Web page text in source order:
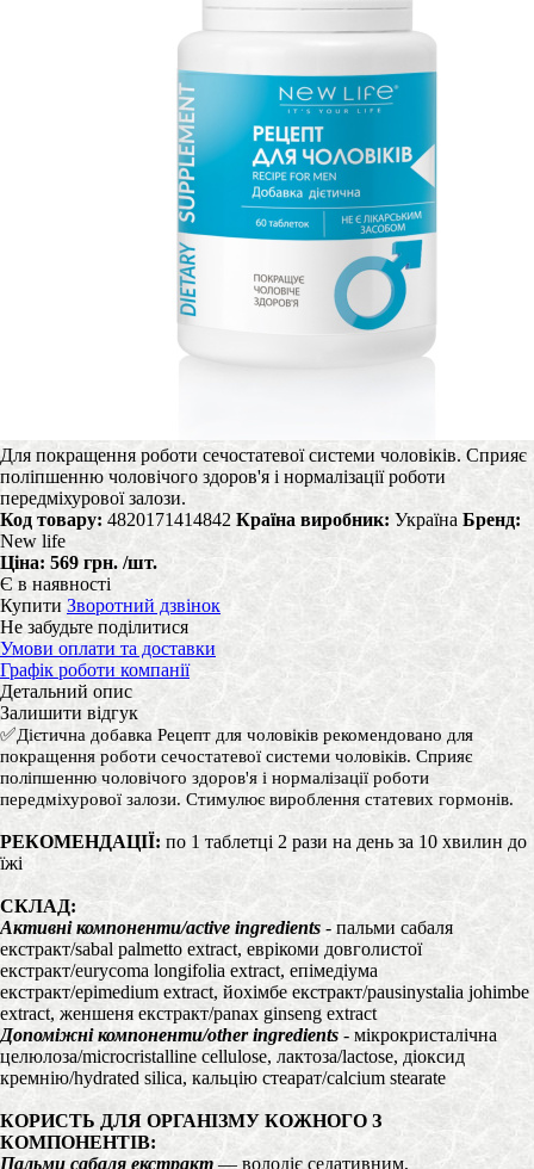
Для покращення роботи сечостатевої системи чоловіків. Сприяє
поліпшенню чоловічого здоров'я і нормалізації роботи
передміхурової залози.
Код товару: 4820171414842 Країна виробник: Україна Бренд:
New life
Ціна: 569 грн. /шт.
Є в наявності
Купити Зворотний дзвінок
Не забудьте поділитися
Умови оплати та доставки
Графік роботи компанії
Детальний опис
Залишити відгук
✅Дієтична добавка Рецепт для чоловіків рекомендовано для
покращення роботи сечостатевої системи чоловіків. Сприяє
поліпшенню чоловічого здоров'я і нормалізації роботи
передміхурової залози. Стимулює вироблення статевих гормонів.
РЕКОМЕНДАЦІЇ: по 1 таблетці 2 рази на день за 10 хвилин до
їжі
СКЛАД:
Активні компоненти/active ingredients - пальми сабаля
екстракт/sabal palmetto extract, еврікоми довголистої
екстракт/eurycoma longifolia extract, епімедіума
екстракт/epimedium extract, йохімбе екстракт/pausinystalia johimbe
extract, женшеня екстракт/panax ginseng extract
Допоміжні компоненти/other ingredients - мікрокристалічна
целюлоза/microcristalline cellulose, лактоза/lactose, діоксид
кремнію/hydrated silica, кальцію стеарат/calcium stearate
КОРИСТЬ ДЛЯ ОРГАНІЗМУ КОЖНОГО З
КОМПОНЕНТІВ:
Пальми сабаля екстракт— володіє седативним,